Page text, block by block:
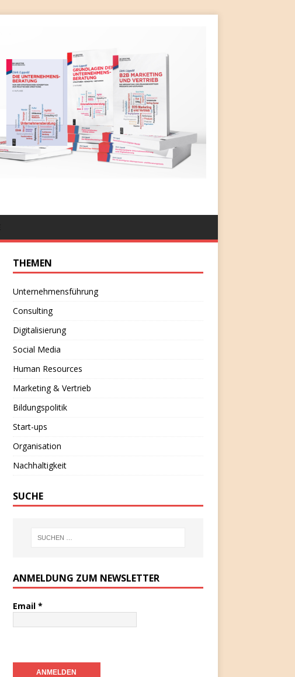
THEMEN
Unternehmensführung
Consulting
Digitalisierung
Social Media
Human Resources
Marketing & Vertrieb
Bildungspolitik
Start-ups
Organisation
Nachhaltigkeit
SUCHE
ANMELDUNG ZUM NEWSLETTER
Email *